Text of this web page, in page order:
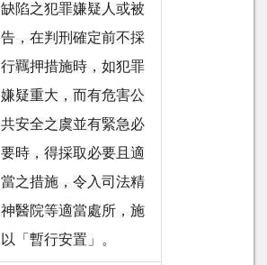
缺陷之犯罪嫌疑人或被
告，在判刑確定前不採
行羈押措施時，如犯罪
嫌疑重大，而有危害公
共安全之虞並有緊急必
要時，得採取必要且適
當之措施，令入司法精
神醫院等適當處所，施
以「暫行安置」。